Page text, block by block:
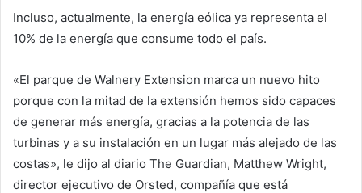
Incluso, actualmente, la energía eólica ya representa el
10% de la energía que consume todo el país.
«El parque de Walnery Extension marca un nuevo hito
porque con la mitad de la extensión hemos sido capaces
de generar más energía, gracias a la potencia de las
turbinas y a su instalación en un lugar más alejado de las
costas», le dijo al diario The Guardian, Matthew Wright,
director ejecutivo de Orsted, compañía que está